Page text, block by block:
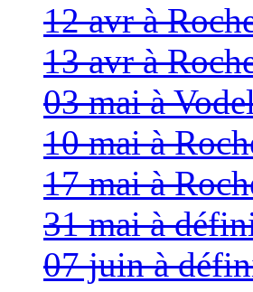
12 avr à
13 avr à
03 mai à
10 mai à
17 mai à
31 mai à
07 juin à